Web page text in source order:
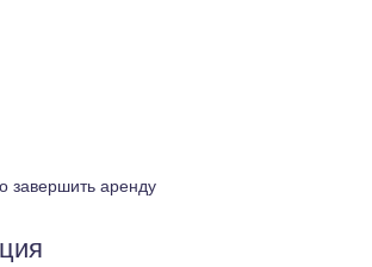
завершить аренду